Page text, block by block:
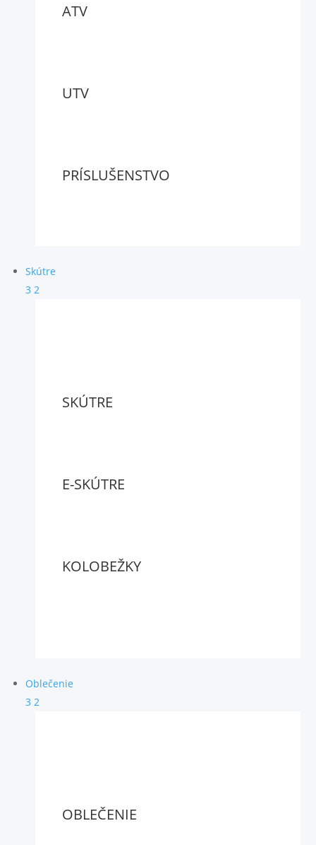
ATV
UTV
PRÍSLUŠENSTVO
Skútre
3 2
SKÚTRE
E-SKÚTRE
KOLOBEŽKY
Oblečenie
3 2
OBLEČENIE